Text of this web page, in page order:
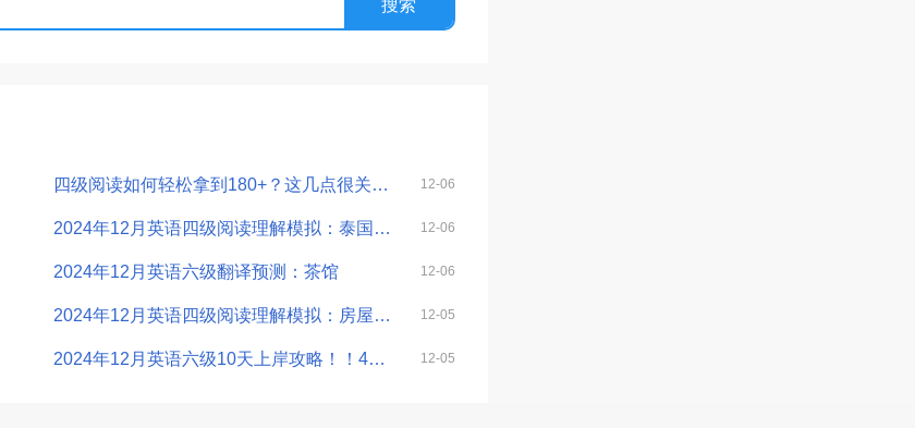
12-06
四级阅读如何轻松拿到180+？这几点很关键……
12-06
2024年12月英语四级阅读理解模拟：泰国大象的生存危机
12-06
2024年12月英语六级翻译预测：茶馆
12-05
2024年12月英语四级阅读理解模拟：房屋建筑
12-05
2024年12月英语六级10天上岸攻略！！450分稳了